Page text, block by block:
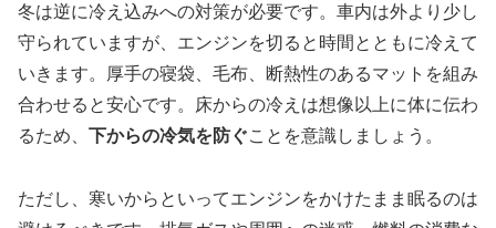
冬は逆に冷え込みへの対策が必要です。車内は外より少し
守られていますが、エンジンを切ると時間とともに冷えて
いきます。厚手の寝袋、毛布、断熱性のあるマットを組み
合わせると安心です。床からの冷えは想像以上に体に伝わ
るため、 下からの冷気を防ぐことを意識しましょう。
ただし、寒いからといってエンジンをかけたまま眠るのは